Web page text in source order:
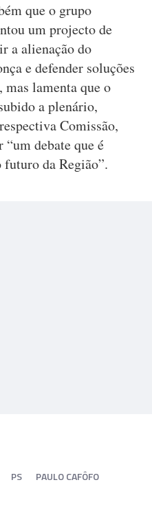
que o grupo
um projecto de
a alienação do
e defender soluções
mas lamenta que o
a plenário,
Comissão,
“um debate que é
futuro da Região”.
PS
PAULO CAFÔFO